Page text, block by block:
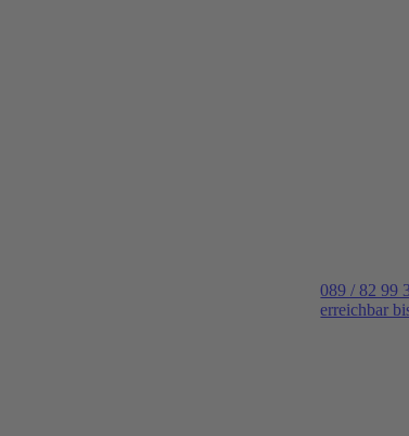
089 / 82 99
erreichbar